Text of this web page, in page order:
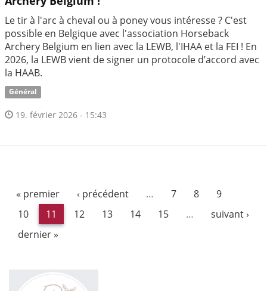
Le tir à l'arc à cheval ou à poney vous intéresse ? C'est
possible en Belgique avec l'association Horseback
Archery Belgium en lien avec la LEWB, l'IHAA et la FEI ! En
2026, la LEWB vient de signer un protocole d’accord avec
la HAAB.
Général
19. février 2026 - 15:43
« premier ‹ précédent … 7 8
9
10
11 12 13 14 15 …
suivant ›
dernier »